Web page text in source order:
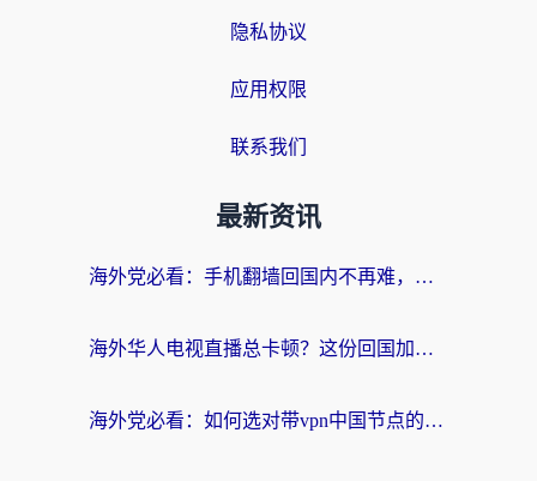
隐私协议
应用权限
联系我们
最新资讯
海外党必看：手机翻墙回国内不再难，一篇搞定无缝访问国内资源指南
海外华人电视直播总卡顿？这份回国加速器选择指南帮你无缝看国内资源
海外党必看：如何选对带vpn中国节点的加速器？无缝访问国内资源全攻略